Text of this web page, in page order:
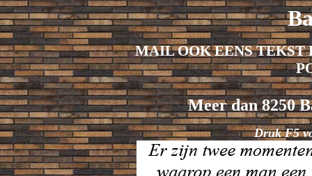
MAIL OOK EENS TEKST
Meer dan 8250
Druk F5